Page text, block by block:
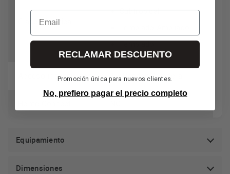
Clase climática
Subtropical
Accesorios incluidos 1 x Bandeja Cubitera
Equipamiento
Dimensiones
Email
RECLAMAR DESCUENTO
Promoción única para nuevos clientes.
No, prefiero pagar el precio completo